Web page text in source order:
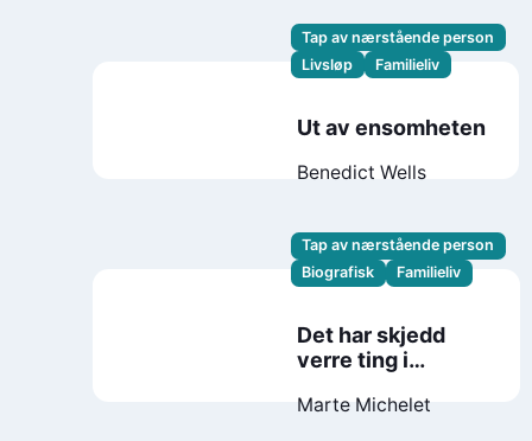
Tap av nærstående person
Livsløp
Familieliv
Ut av ensomheten
Benedict Wells
Tap av nærstående person
Biografisk
Familieliv
Det har skjedd
verre ting i
Marte Michelet